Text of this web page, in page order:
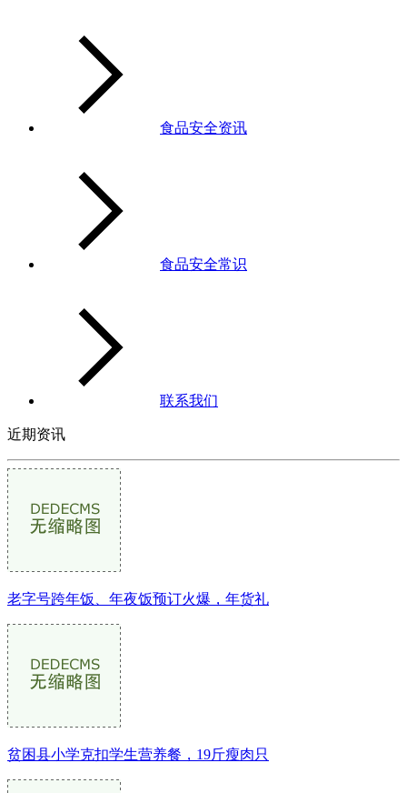
食品安全资讯
食品安全常识
联系我们
近期资讯
老字号跨年饭、年夜饭预订火爆，年货礼
贫困县小学克扣学生营养餐，19斤瘦肉只